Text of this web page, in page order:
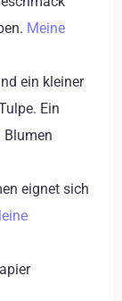
Meine
ein kleiner
Ein
Blumen
eignet sich